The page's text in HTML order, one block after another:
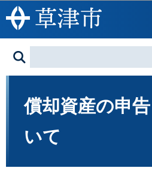
このページの本
償却資産の申
いて